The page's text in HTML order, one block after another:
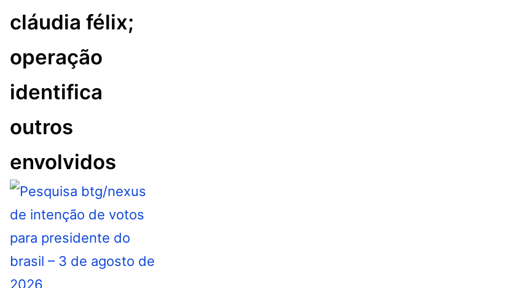
cláudia félix;
operação
identifica
outros
envolvidos